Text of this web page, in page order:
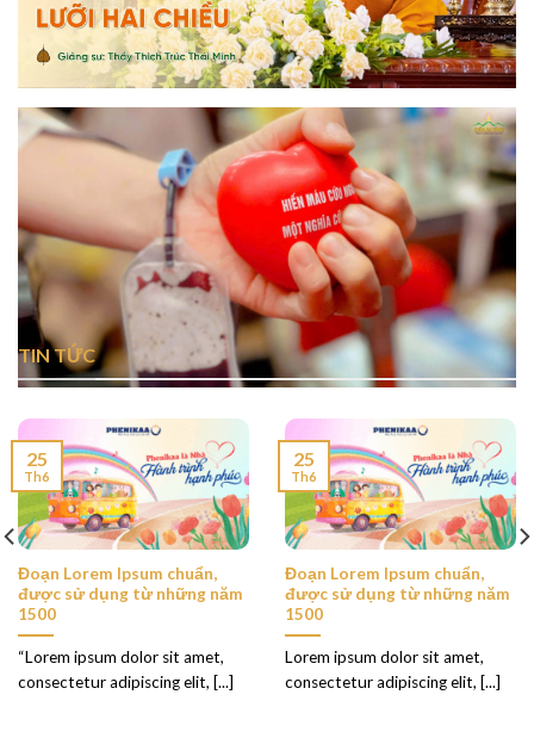
TIN TỨC
Đoạn Lorem Ipsum chuẩn,
được sử dụng từ những năm
1500
“Lorem ipsum dolor sit amet,
consectetur adipiscing elit, [...]
25
Th6
Đoạn Lorem Ipsum chuẩn,
được sử dụng từ những năm
1500
Lorem ipsum dolor sit amet,
consectetur adipiscing elit, [...]
25
Th6